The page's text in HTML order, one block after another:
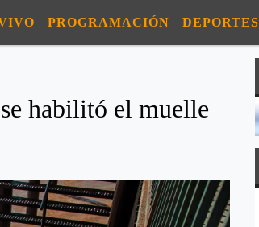
PROGRAMACIÓN DEPORTES
habilitó el muelle